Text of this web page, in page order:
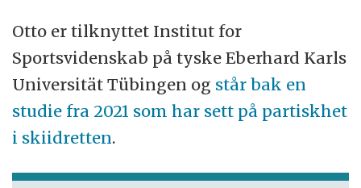
Otto er tilknyttet Institut for
Sportsvidenskab på tyske Eberhard Karls
Universität Tübingen og står bak en
studie fra 2021 som har sett på partiskhet
i skiidretten.